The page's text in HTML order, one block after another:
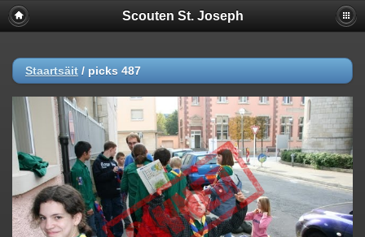
Scouten St. Joseph
Staartsäit / picks 487